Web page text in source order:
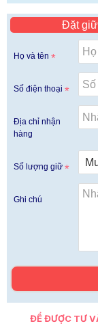
ĐỂ ĐƯỢC TƯ
Đặt giữ
Họ và tên
Số điện thoại
Địa chỉ nhận
hàng
Số lượng giữ
Ghi chú